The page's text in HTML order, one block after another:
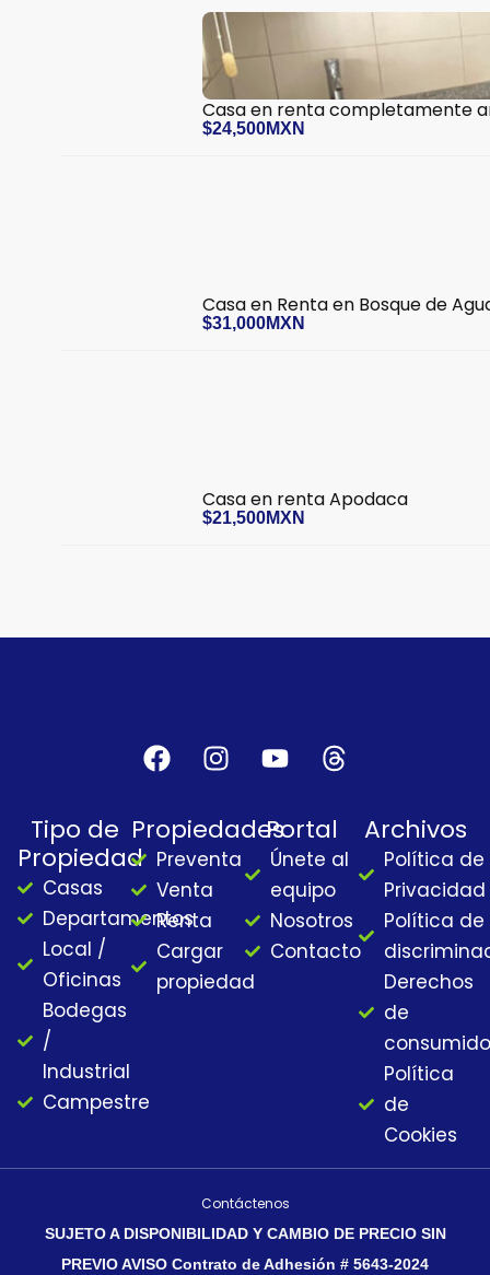
Casa en renta completamente
$24,500MXN
Casa en Renta en Bosque de
$31,000MXN
Casa en renta Apodaca
$21,500MXN
F
a
e
b
o
o
k
I
s
t
a
a
m
Y
u
t
u
b
e
T
h
r
e
a
d
s
Tipo de
Propiedad
Casas
Departamentos
Local /
Oficinas
Bodegas
/
Industrial
Campestre
Propiedades
Preventa
Venta
Renta
Cargar
propiedad
Portal
Únete al
equipo
Nosotros
Contacto
Archivos
Política de
Privacidad
Política de
Derechos
de
Política
de
Cookies
SUJETO A DISPONIBILIDAD Y CAMBIO DE PRECIO SIN
PREVIO AVISO Contrato de Adhesión # 5643-2024
Contáctenos